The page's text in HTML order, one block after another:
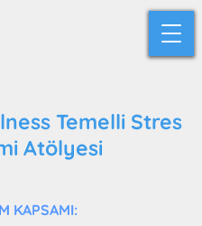
Temelli Stres
Atölyesi
KAPSAMI: